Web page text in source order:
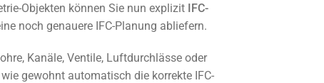
Objekten können Sie nun explizit IFC-
noch genauere IFC-Planung abliefern.
Kanäle, Ventile, Luftdurchlässe oder
gewohnt automatisch die korrekte IFC-